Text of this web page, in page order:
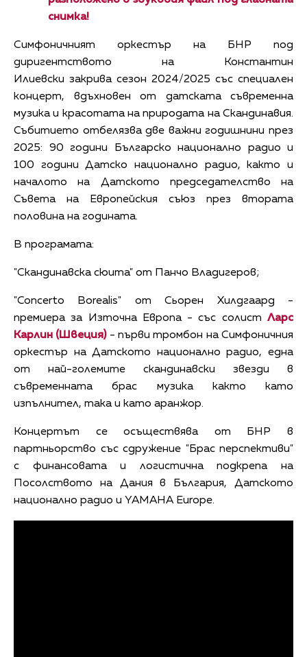
снимка!
Симфоничният оркестър на БНР под
диригентството на Константин
Илиевски закрива сезон 2024/2025 със специален
концерт, вдъхновен от датската съвременна
музика и красотата на природата на Скандинавия.
Събитието отбелязва две важни годишнини през
2025: 90 години Българско национално радио и
100 години Датско национално радио, както и
началото на Датското председателство на
Съвета на Европейския съюз през втората
половина на годината.
В програмата:
"Скандинавска сюита" от Панчо Владигеров;
"Concerto Borealis" от Сьорен Хилдгаард -
премиера за Източна Европа - със солист Ларс
Карлин (Швеция)- първи тромбон на Симфоничния
оркестър на Датското национално радио, една
от най-големите скандинавски звезди в
съвременната брас музика както като
изпълнител, така и като аранжор.
Концертът се осъществява от БНР в
партньорство със сдружение "Брас перспективи"
с финансовата и логистична подкрепа на
Посолството на Дания в България, Датското
национално радио и YAMAHA Europe.